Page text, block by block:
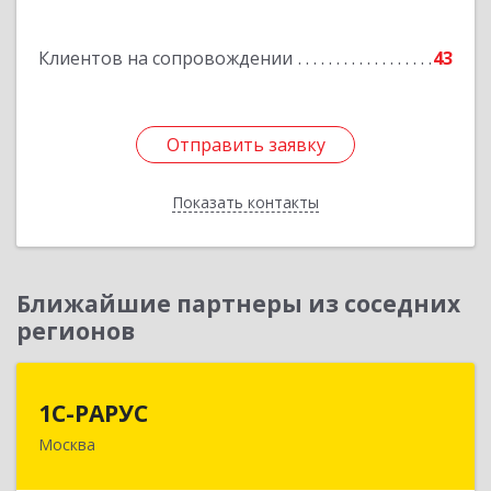
Клиентов на сопровождении 43
Отправить заявку
Показать контакты
Отправить заявку
Назад
Ближайшие партнеры из соседних
регионов
1С-РАРУС
Москва127434, Москва г, Дмитровское ш, дом № 9Б